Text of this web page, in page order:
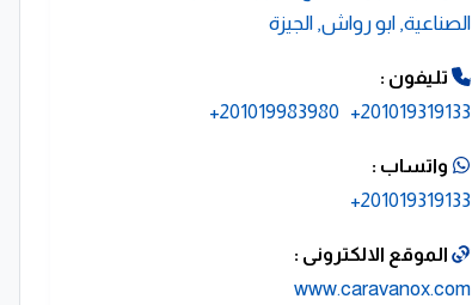
الصناعية, ابو رواش, الجيزة
تليفون :
201019319133+
201019983980+
واتساب :
201019319133+
الموقع الالكترونى :
www.caravanox.com